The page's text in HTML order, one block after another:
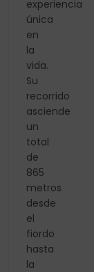
experiencia
única
en
la
vida.
Su
recorrido
asciende
un
total
de
865
metros
desde
el
fiordo
hasta
la